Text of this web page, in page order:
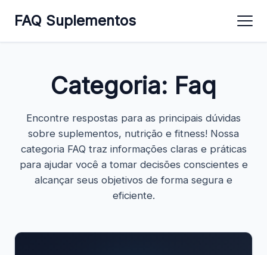
FAQ Suplementos
Categoria: Faq
Encontre respostas para as principais dúvidas
sobre suplementos, nutrição e fitness! Nossa
categoria FAQ traz informações claras e práticas
para ajudar você a tomar decisões conscientes e
alcançar seus objetivos de forma segura e
eficiente.